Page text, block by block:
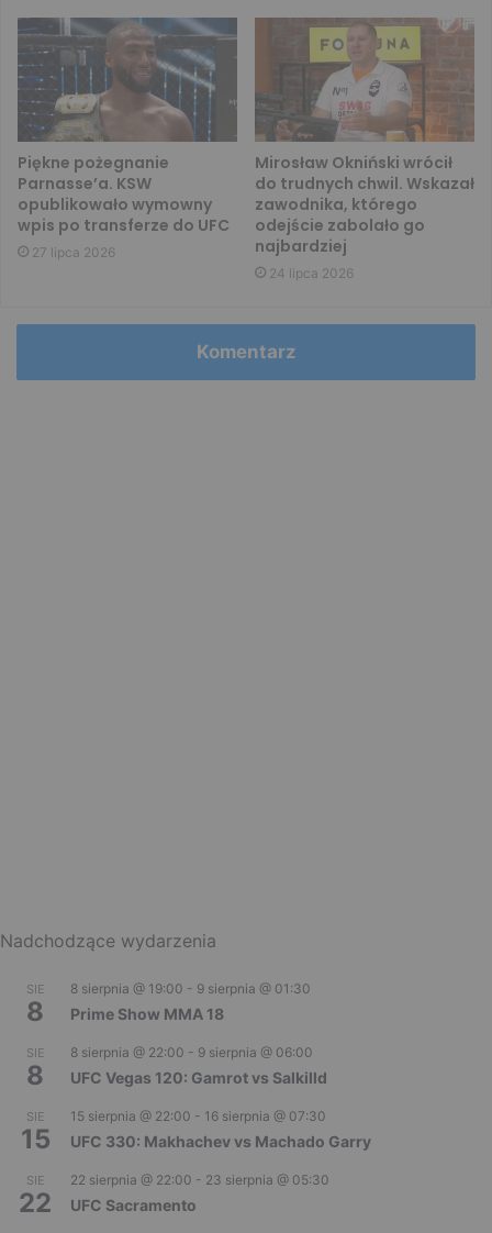
Piękne pożegnanie
Parnasse’a. KSW
opublikowało wymowny
wpis po transferze do UFC
27 lipca 2026
Mirosław Okniński wrócił
do trudnych chwil. Wskazał
zawodnika, którego
odejście zabolało go
najbardziej
24 lipca 2026
Komentarz
Nadchodzące wydarzenia
SIE
8
8 sierpnia @ 19:00 - 9 sierpnia @ 01:30
Prime Show MMA 18
SIE
8
8 sierpnia @ 22:00 - 9 sierpnia @ 06:00
UFC Vegas 120: Gamrot vs Salkilld
SIE
15
15 sierpnia @ 22:00 - 16 sierpnia @ 07:30
UFC 330: Makhachev vs Machado Garry
SIE
22
22 sierpnia @ 22:00 - 23 sierpnia @ 05:30
UFC Sacramento